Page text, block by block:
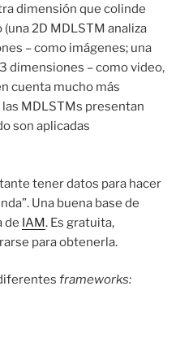
dimensión que colinde
2D MDLSTM analiza
– como imágenes; una
dimensiones – como video,
cuenta mucho más
MDLSTMs presentan
son aplicadas
tener datos para hacer
Una buena base de
de IAM. Es gratuita,
para obtenerla.
frameworks: